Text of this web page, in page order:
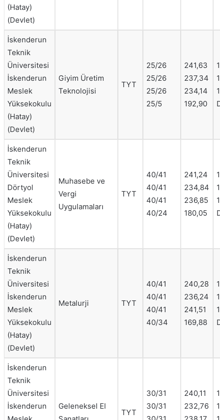
(Hatay)
(Devlet)
İskenderun
Teknik
Üniversitesi
İskenderun
Meslek
Yüksekokulu
(Hatay)
(Devlet)
Giyim Üretim
Teknolojisi
TYT
25/26
25/26
25/26
25/5
241,63
237,34
234,14
192,90
İskenderun
Teknik
Üniversitesi
Dörtyol
Meslek
Yüksekokulu
(Hatay)
(Devlet)
Muhasebe ve
Vergi
Uygulamaları
TYT
40/41
40/41
40/41
40/24
241,24
234,84
236,85
180,05
İskenderun
Teknik
Üniversitesi
İskenderun
Meslek
Yüksekokulu
(Hatay)
(Devlet)
Metalurji TYT
40/41
40/41
40/41
40/34
240,28
236,24
241,51
169,88
İskenderun
Teknik
Üniversitesi
İskenderun
Geleneksel El
TYT
30/31
30/31
240,11
232,76